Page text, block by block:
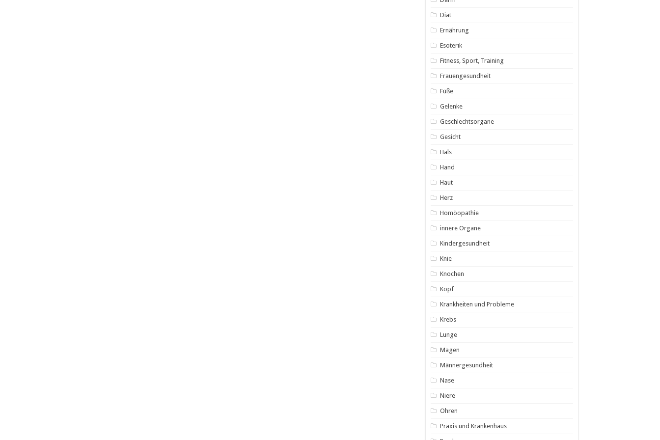
Diät
Ernährung
Esoterik
Fitness, Sport, Training
Frauengesundheit
Füße
Gelenke
Geschlechtsorgane
Gesicht
Hals
Hand
Haut
Herz
Homöopathie
innere Organe
Kindergesundheit
Knie
Knochen
Kopf
Krankheiten und Probleme
Krebs
Lunge
Magen
Männergesundheit
Nase
Niere
Ohren
Praxis und Krankenhaus